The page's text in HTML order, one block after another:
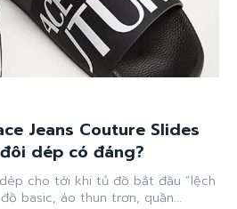
Jeans Couture Slides
dép có đáng?
cho tới khi tủ đồ bắt đầu “lệch
basic, áo thun trơn, quần...